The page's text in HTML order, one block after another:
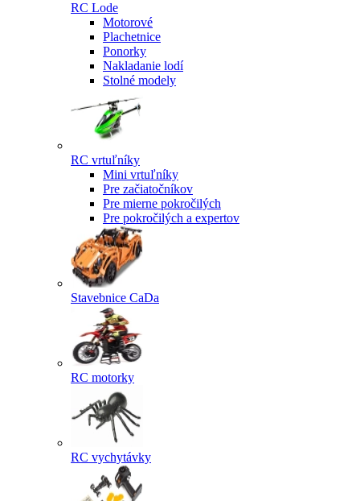
RC Lode
Motorové
Plachetnice
Ponorky
Nakladanie lodí
Stolné modely
RC vrtuľníky
Mini vrtuľníky
Pre začiatočníkov
Pre mierne pokročilých
Pre pokročilých a expertov
Stavebnice CaDa
RC motorky
RC vychytávky